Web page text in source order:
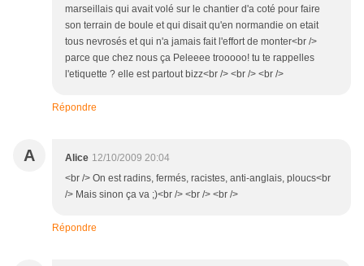
marseillais qui avait volé sur le chantier d'a coté pour faire
son terrain de boule et qui disait qu'en normandie on etait
tous nevrosés et qui n'a jamais fait l'effort de monter<br />
parce que chez nous ça Peleeee trooooo! tu te rappelles
l'etiquette ? elle est partout bizz<br /> <br /> <br />
Répondre
A Alice 12/10/2009 20:04
<br /> On est radins, fermés, racistes, anti-anglais, ploucs<br
/> Mais sinon ça va ;)<br /> <br /> <br />
Répondre